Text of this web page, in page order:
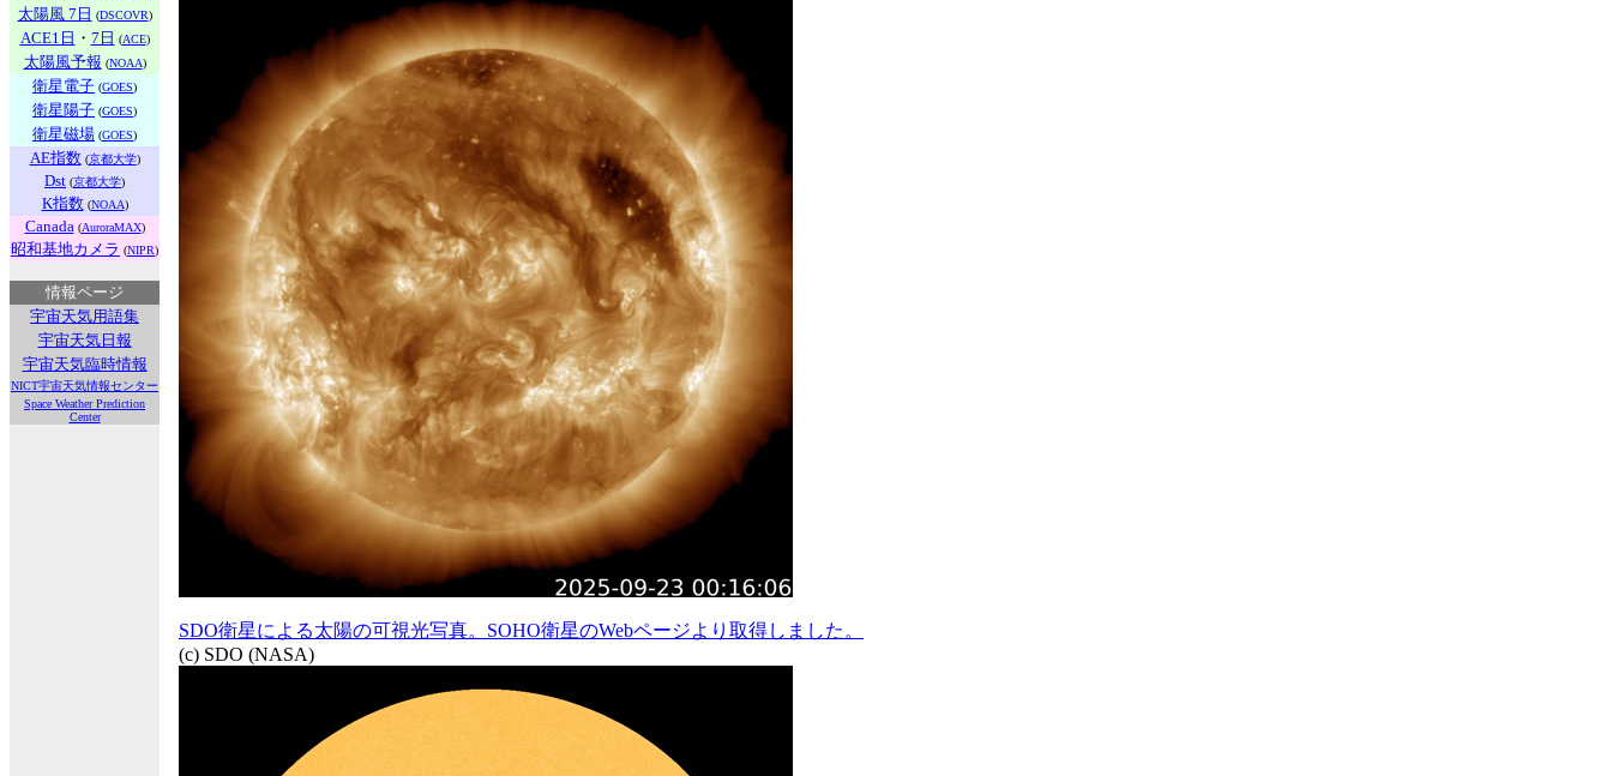
太陽風 7日 (DSCOVR)
ACE1日 ・ 7日 (ACE)
太陽風予報 (NOAA)
衛星電子 (GOES)
衛星陽子 (GOES)
衛星磁場 (GOES)
AE指数(京都大学)
Dst (京都大学)
K指数(NOAA)
Canada (AuroraMAX)
昭和基地カメラ (NIPR)
情報ページ
宇宙天気用語集
宇宙天気日報
宇宙天気臨時情報
NICT宇宙天気情報センター
Space Weather Prediction
Center
SDO衛星による太陽の可視光写真。SOHO衛星のWebページより取得しました。
(c) SDO (NASA)